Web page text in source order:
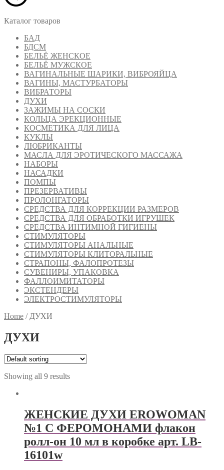
Каталог товаров
БАД
БДСМ
БЕЛЬЁ ЖЕНСКОЕ
БЕЛЬЁ МУЖСКОЕ
ВАГИНАЛЬНЫЕ ШАРИКИ, ВИБРОЯЙЦА
ВАГИНЫ, МАСТУРБАТОРЫ
ВИБРАТОРЫ
ДУХИ
ЗАЖИМЫ НА СОСКИ
КОЛЬЦА ЭРЕКЦИОННЫЕ
КОСМЕТИКА ДЛЯ ЛИЦА
КУКЛЫ
ЛЮБРИКАНТЫ
МАСЛА ДЛЯ ЭРОТИЧЕСКОГО МАССАЖА
НАБОРЫ
НАСАДКИ
ПОМПЫ
ПРЕЗЕРВАТИВЫ
ПРОЛОНГАТОРЫ
СРЕДСТВА ДЛЯ КОРРЕКЦИИ РАЗМЕРОВ
СРЕДСТВА ДЛЯ ОБРАБОТКИ ИГРУШЕК
СРЕДСТВА ИНТИМНОЙ ГИГИЕНЫ
СТИМУЛЯТОРЫ
СТИМУЛЯТОРЫ АНАЛЬНЫЕ
СТИМУЛЯТОРЫ КЛИТОРАЛЬНЫЕ
СТРАПОНЫ, ФАЛОПРОТЕЗЫ
СУВЕНИРЫ, УПАКОВКА
ФАЛЛОИМИТАТОРЫ
ЭКСТЕНДЕРЫ
ЭЛЕКТРОСТИМУЛЯТОРЫ
Home / ДУХИ
ДУХИ
Showing all 9 results
ЖЕНСКИЕ ДУХИ EROWOMAN
№1 С ФЕРОМОНАМИ флакон
ролл-он 10 мл в коробке арт. LB-
16101w